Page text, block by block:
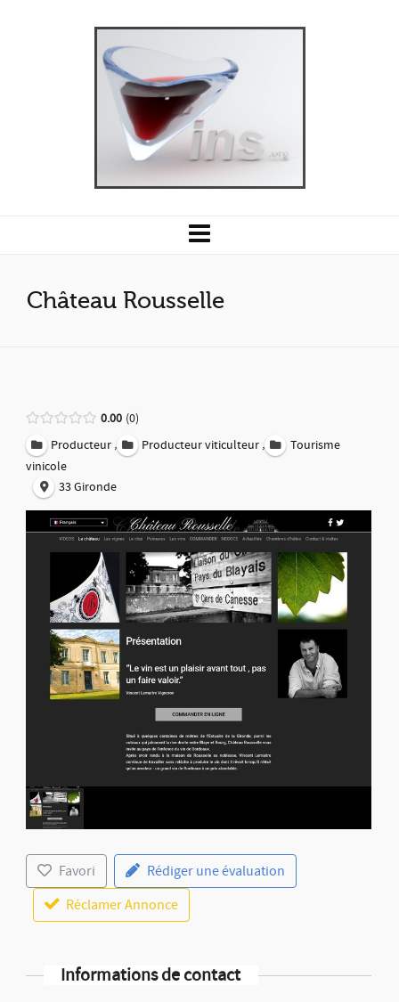
Château Rousselle
0.00 0
Producteur , Producteur viticulteur ,
Tourisme
vinicole
33 Gironde
Favori
Rédiger une évaluation
Réclamer Annonce
Informations de contact